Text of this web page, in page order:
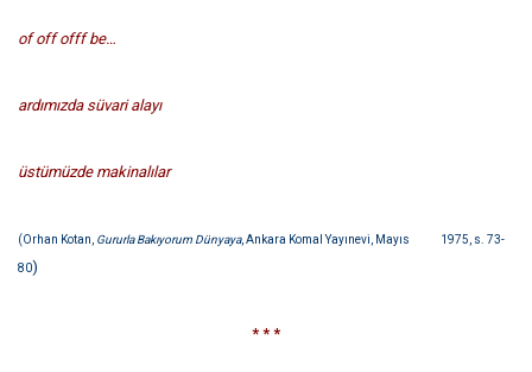
of off offf be…
ardımızda süvari alayı
üstümüzde makinalılar
(Orhan Kotan, Gururla Bakıyorum Dünyaya, Ankara Komal Yayınevi, Mayıs 1975, s. 73-
80)
* * *